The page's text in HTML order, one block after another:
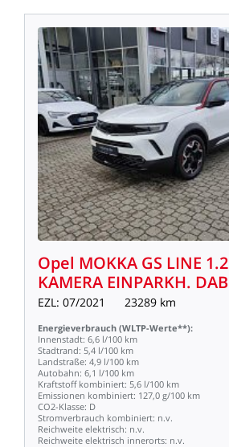
Opel MOKKA GS LINE 1.2
KAMERA EINPARKH. DAB
EZL: 07/2021 23289 km
Energieverbrauch (WLTP-Werte**):
Innenstadt: 6,6 l/100 km
Stadtrand: 5,4 l/100 km
Landstraße: 4,9 l/100 km
Autobahn: 6,1 l/100 km
Kraftstoff kombiniert: 5,6 l/100 km
Emissionen kombiniert: 127,0 g/100 km
CO2-Klasse: D
Stromverbrauch kombiniert: n.v.
Reichweite elektrisch: n.v.
Reichweite elektrisch innerorts: n.v.